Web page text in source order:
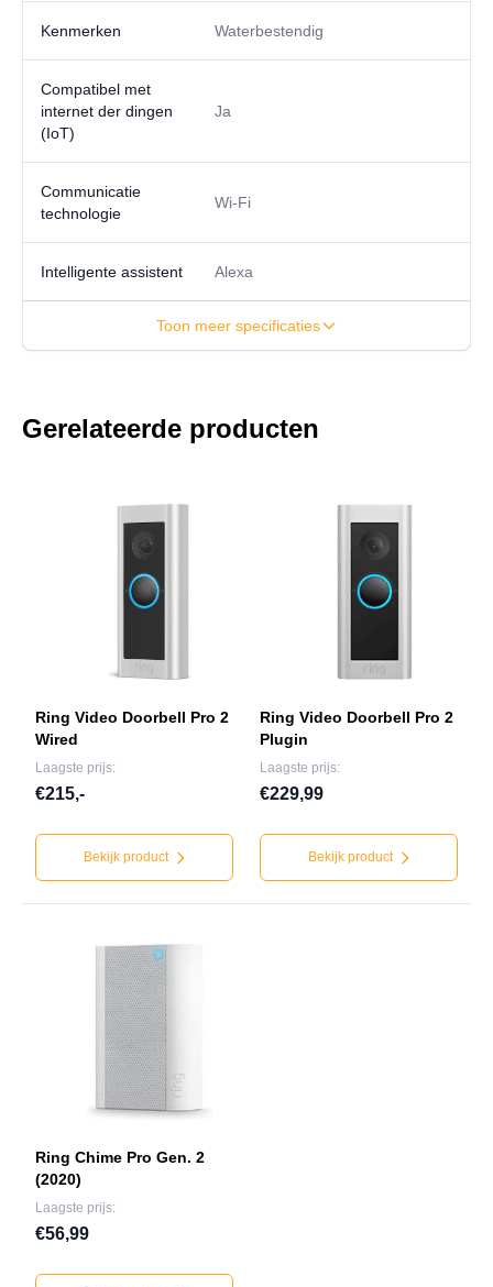
Kenmerken Waterbestendig
Compatibel met
internet der dingen
(IoT)
Ja
Communicatie
technologie
Wi-Fi
Intelligente assistent Alexa
Toon meer specificaties
Gerelateerde producten
Ring Video Doorbell Pro 2
Wired
Laagste prijs:
€215,-
Bekijk product
Ring Video Doorbell Pro 2
Plugin
Laagste prijs:
€229,99
Bekijk product
Ring Chime Pro Gen. 2
(2020)
Laagste prijs:
€56,99